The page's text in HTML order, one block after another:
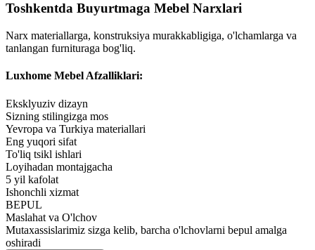
Toshkentda Buyurtmaga Mebel Narxlari
Narx materiallarga, konstruksiya murakkabligiga, o'lchamlarga va
tanlangan furnituraga bog'liq.
Luxhome Mebel Afzalliklari:
Eksklyuziv dizayn
Sizning stilingizga mos
Yevropa va Turkiya materiallari
Eng yuqori sifat
To'liq tsikl ishlari
Loyihadan montajgacha
5 yil kafolat
Ishonchli xizmat
BEPUL
Maslahat va O'lchov
Mutaxassislarimiz sizga kelib, barcha o'lchovlarni bepul amalga
oshiradi